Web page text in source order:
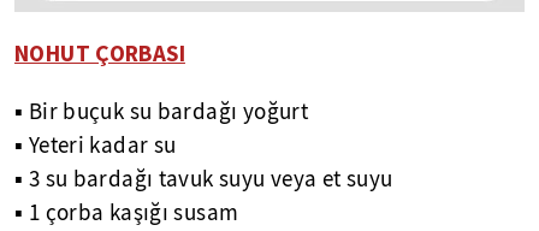
NOHUT ÇORBASI
▪ Bir buçuk su bardağı yoğurt
▪ Yeteri kadar su
▪ 3 su bardağı tavuk suyu veya et suyu
▪ 1 çorba kaşığı susam